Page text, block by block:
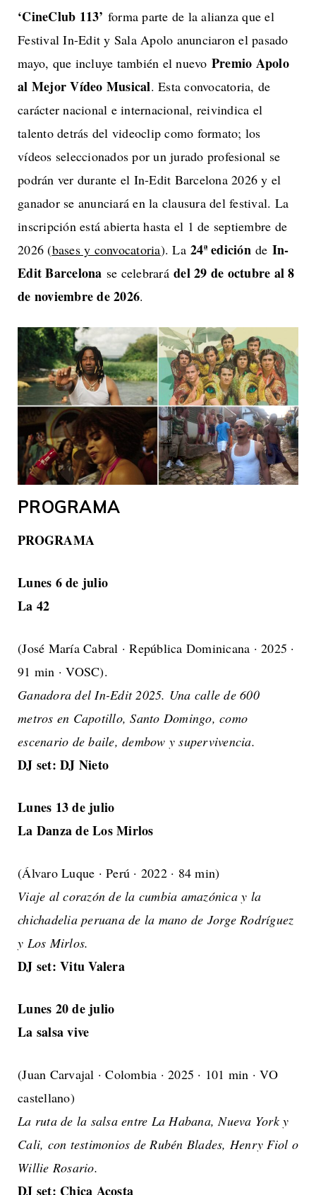
‘CineClub 113’ forma parte de la alianza que el
Festival In-Edit y Sala Apolo anunciaron el pasado
mayo, que incluye también el nuevo Premio Apolo
al Mejor Vídeo Musical. Esta convocatoria, de
carácter nacional e internacional, reivindica el
talento detrás del videoclip como formato; los
vídeos seleccionados por un jurado profesional se
podrán ver durante el In-Edit Barcelona 2026 y el
ganador se anunciará en la clausura del festival. La
inscripción está abierta hasta el 1 de septiembre de
2026 (bases y convocatoria). La 24ª edición de In-
Edit Barcelona se celebrará del 29 de octubre al 8
de noviembre de 2026.
PROGRAMA
PROGRAMA
Lunes 6 de julio
La 42
(José María Cabral · República Dominicana · 2025 ·
91 min · VOSC).
Ganadora del In-Edit 2025. Una calle de 600
metros en Capotillo, Santo Domingo, como
escenario de baile, dembow y supervivencia.
DJ set: DJ Nieto
Lunes 13 de julio
La Danza de Los Mirlos
(Álvaro Luque · Perú · 2022 · 84 min)
Viaje al corazón de la cumbia amazónica y la
chichadelia peruana de la mano de Jorge Rodríguez
y Los Mirlos.
DJ set: Vitu Valera
Lunes 20 de julio
La salsa vive
(Juan Carvajal · Colombia · 2025 · 101 min · VO
castellano)
La ruta de la salsa entre La Habana, Nueva York y
Cali, con testimonios de Rubén Blades, Henry Fiol o
Willie Rosario.
DJ set: Chica Acosta